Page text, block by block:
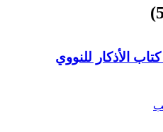
الأذكار للنووي